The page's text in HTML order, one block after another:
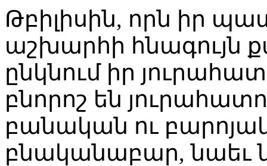
Թբիլիսին, որն իր
աշխարհի հնագույն
ընկնում իր
բնորոշ են
բանական ու
բնականաբար, նաեւ